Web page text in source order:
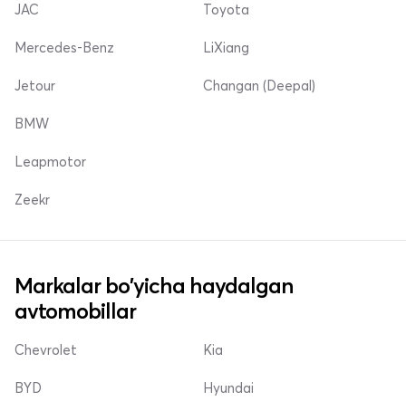
JAC
Mercedes-Benz
Jetour
Toyota
LiXiang
Changan (Deepal)
BMW
Leapmotor
Zeekr
Markalar bo'yicha haydalgan
avtomobillar
Chevrolet
BYD
Kia
Hyundai